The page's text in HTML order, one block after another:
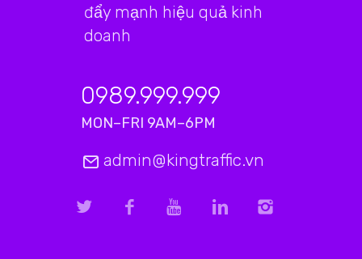
đẩy mạnh hiệu quả kinh
doanh
0989.999.999
MON–FRI 9AM–6PM
admin@kingtraffic.vn